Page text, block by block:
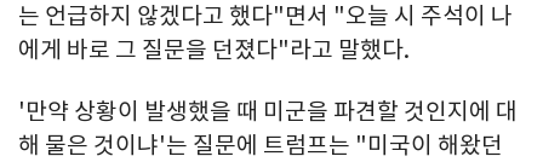
는 언급하지 않겠다고 했다"면서 "오늘 시 주석이 나
에게 바로 그 질문을 던졌다"라고 말했다.
'만약 상황이 발생했을 때 미군을 파견할 것인지에 대
해 물은 것이냐'는 질문에 트럼프는 "미국이 해왔던